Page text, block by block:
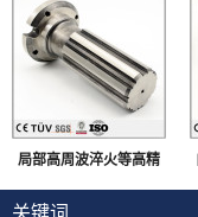
局部高周波淬火等高精
关键词